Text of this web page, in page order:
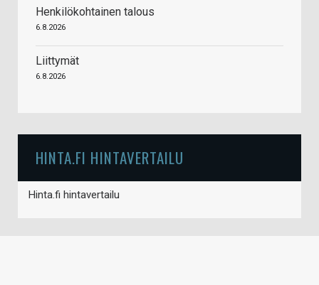
Henkilökohtainen talous
6.8.2026
Liittymät
6.8.2026
HINTA.FI HINTAVERTAILU
Hinta.fi hintavertailu